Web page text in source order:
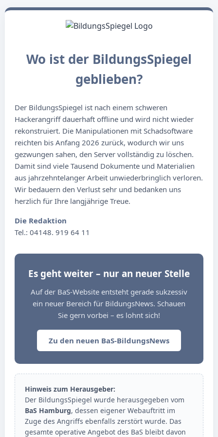
Wo ist der BildungsSpiegel
geblieben?
Der BildungsSpiegel ist nach einem schweren
Hackerangriff dauerhaft offline und wird nicht wieder
rekonstruiert. Die Manipulationen mit Schadsoftware
reichten bis Anfang 2026 zurück, wodurch wir uns
gezwungen sahen, den Server vollständig zu löschen.
Damit sind viele Tausend Dokumente und Materialien
aus jahrzehntelanger Arbeit unwiederbringlich verloren.
Wir bedauern den Verlust sehr und bedanken uns
herzlich für Ihre langjährige Treue.
Die Redaktion
Tel.: 04148. 919 64 11
Es geht weiter – nur an neuer Stelle
Auf der BaS-Website entsteht gerade sukzessiv
ein neuer Bereich für BildungsNews. Schauen
Sie gern vorbei – es lohnt sich!
Zu den neuen BaS-BildungsNews
Hinweis zum Herausgeber:
Der BildungsSpiegel wurde herausgegeben vom
BaS Hamburg, dessen eigener Webauftritt im
Zuge des Angriffs ebenfalls zerstört wurde. Das
gesamte operative Angebot des BaS bleibt davon